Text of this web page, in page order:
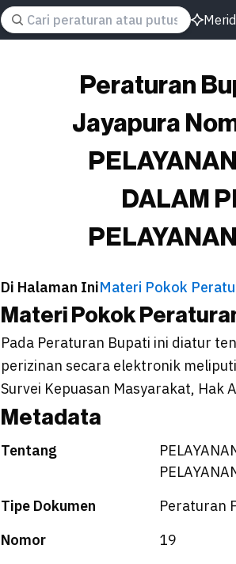
Peraturan
Jayapura
DALAM
Di Halaman IniMateri Pokok
Materi Pokok
Pada Peraturan Bupati ini diatur
perizinan secara elektronik
Survei Kepuasan Masyarakat, Hak
Metadata
Tentang
Tipe Dokumen
Peraturan
Nomor
19